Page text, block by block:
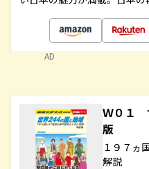
AD
Ｗ０１
版
１９７ヵ
解説